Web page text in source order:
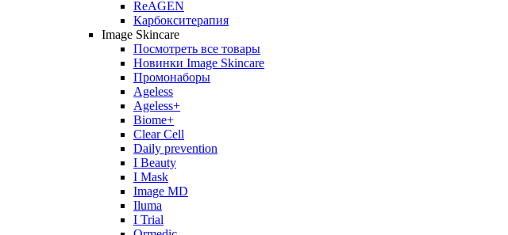
ReAGEN
Карбокситерапия
Image Skincare
Посмотреть все товары
Новинки Image Skincare
Промонаборы
Ageless
Ageless+
Biome+
Clear Cell
Daily prevention
I Beauty
I Mask
Image MD
Iluma
I Trial